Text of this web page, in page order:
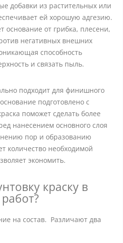
добавки из растительных или
ей хорошую адгезию.
основание от грибка, плесени,
негативных внешних
способность
и связать пыль.
подходит для финишного
подготовлено с
поможет сделать более
нанесением основного слоя
пор и образованию
количество необходимой
экономить.
краску в
на состав. Различают два